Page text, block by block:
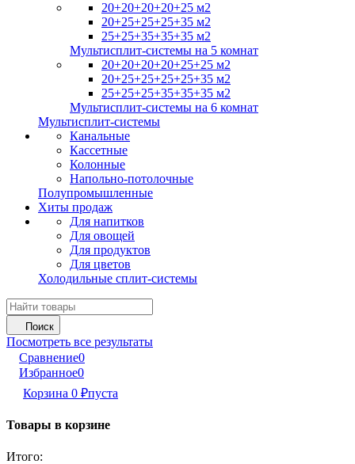
20+20+20+20+25 м2
20+25+25+25+35 м2
25+25+35+35+35 м2
Мультисплит-системы на 5 комнат
20+20+20+20+25+25 м2
20+25+25+25+25+35 м2
25+25+25+35+35+35 м2
Мультисплит-системы на 6 комнат
Мультисплит-системы
Канальные
Кассетные
Колонные
Напольно-потолочные
Полупромышленные
Хиты продаж
Для напитков
Для овощей
Для продуктов
Для цветов
Холодильные сплит-системы
Поиск
Посмотреть все результаты
Сравнение0
Избранное0
Корзина 0 ₽пуста
Товары в корзине
Итого: